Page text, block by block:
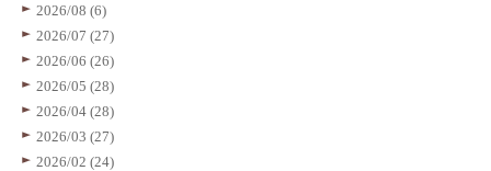
2026/08 (6)
2026/07 (27)
2026/06 (26)
2026/05 (28)
2026/04 (28)
2026/03 (27)
2026/02 (24)